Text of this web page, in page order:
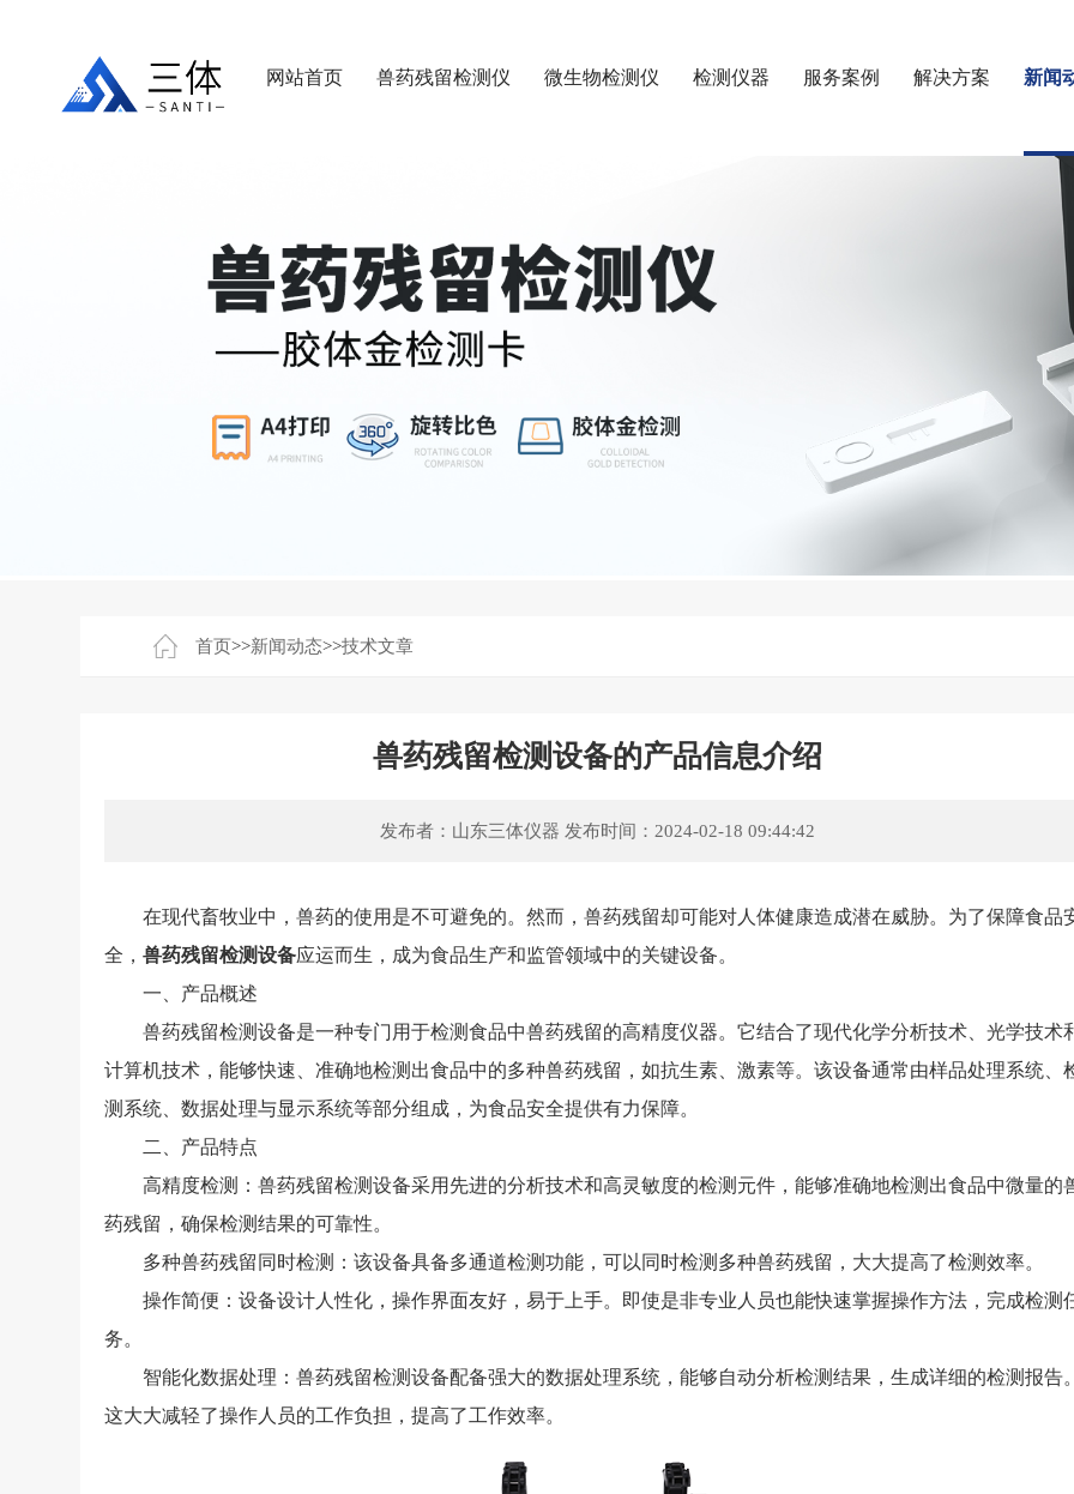
网站首页 兽药残留检测仪 微生物检测仪 检测仪器 服务案例 解决方案 新闻
首页>>新闻动态>>技术文章
兽药残留检测设备的产品信息介绍
发布者：山东三体仪器 发布时间：2024-02-18 09:44:42
在现代畜牧业中，兽药的使用是不可避免的。然而，兽药残留却可能对人体健康造成潜在威胁。为了保障食品
全，兽药残留检测设备应运而生，成为食品生产和监管领域中的关键设备。
一、产品概述
兽药残留检测设备是一种专门用于检测食品中兽药残留的高精度仪器。它结合了现代化学分析技术、光学技术
计算机技术，能够快速、准确地检测出食品中的多种兽药残留，如抗生素、激素等。该设备通常由样品处理系统、
测系统、数据处理与显示系统等部分组成，为食品安全提供有力保障。
二、产品特点
高精度检测：兽药残留检测设备采用先进的分析技术和高灵敏度的检测元件，能够准确地检测出食品中微量的
药残留，确保检测结果的可靠性。
多种兽药残留同时检测：该设备具备多通道检测功能，可以同时检测多种兽药残留，大大提高了检测效率。
操作简便：设备设计人性化，操作界面友好，易于上手。即使是非专业人员也能快速掌握操作方法，完成检测
务。
智能化数据处理：兽药残留检测设备配备强大的数据处理系统，能够自动分析检测结果，生成详细的检测报告
这大大减轻了操作人员的工作负担，提高了工作效率。